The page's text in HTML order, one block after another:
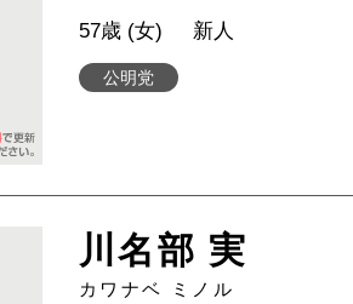
公明党
57歳 (女) 新人
川名部 実
カワナベ ミノル